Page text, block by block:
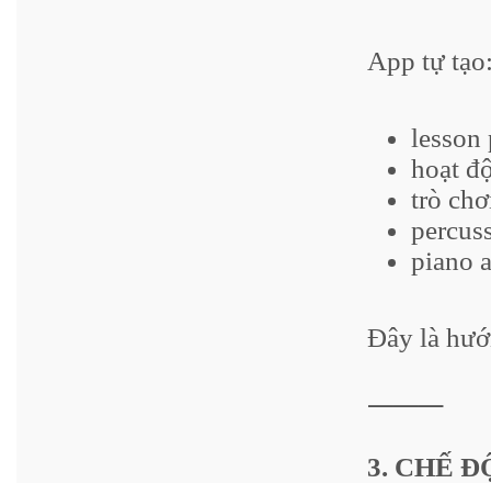
App tự
lesson
hoạt
trò
piano
Đây là
⸻
3. CHẾ